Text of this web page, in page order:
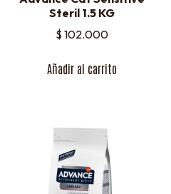
Steril 1.5 KG
$ 102.000
Añadir al carrito